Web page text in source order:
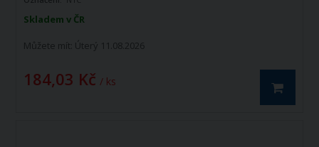
Skladem v ČR
Můžete mít: Úterý 11.08.2026
184,03 Kč / ks